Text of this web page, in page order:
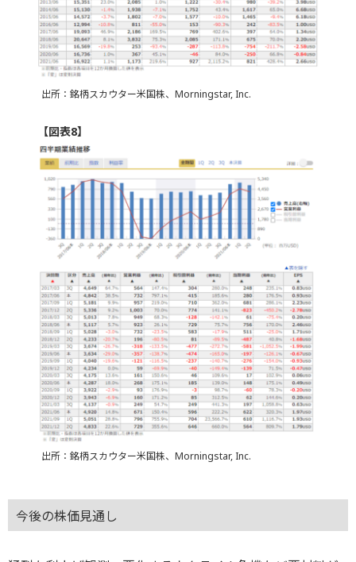
出所：銘柄スカウター米国株、Morningstar, Inc.
【図表8】
出所：銘柄スカウター米国株、Morningstar, Inc.
今後の株価見通し